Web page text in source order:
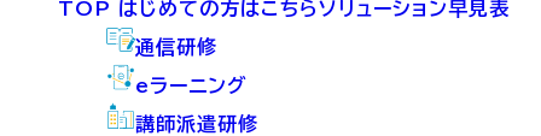
TOP はじめての方はこちらソリューション早見表
通信研修
eラーニング
講師派遣研修